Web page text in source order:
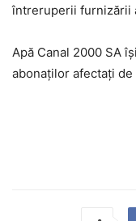
întreruperii furnizării
Apă Canal 2000 SA
abonaţilor afectaţi